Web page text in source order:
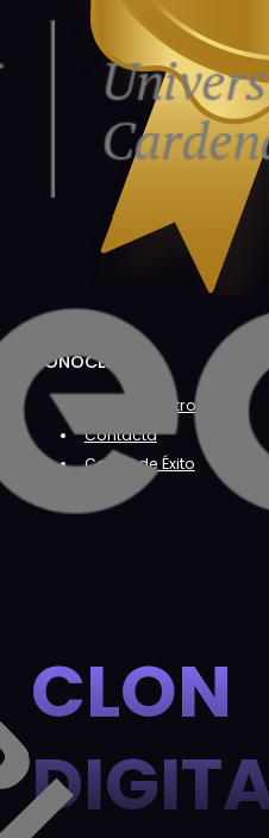
CONÓCENOS
Sobre Nosotros
Contacta
Casos de Éxito
CLON